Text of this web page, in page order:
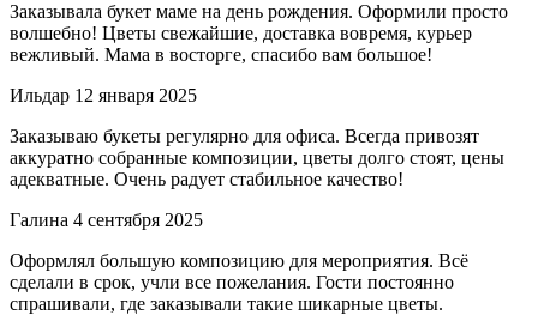
Заказывала букет маме на день рождения. Оформили просто
волшебно! Цветы свежайшие, доставка вовремя, курьер
вежливый. Мама в восторге, спасибо вам большое!
Ильдар 12 января 2025
Заказываю букеты регулярно для офиса. Всегда привозят
аккуратно собранные композиции, цветы долго стоят, цены
адекватные. Очень радует стабильное качество!
Галина 4 сентября 2025
Оформлял большую композицию для мероприятия. Всё
сделали в срок, учли все пожелания. Гости постоянно
спрашивали, где заказывали такие шикарные цветы.